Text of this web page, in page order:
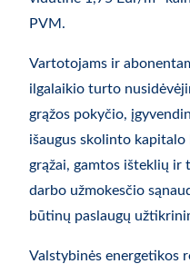
PVM.
Vartotojams ir
ilgalaikio turto
grąžos pokyčio,
išaugus skolinto
grąžai, gamtos išteklių ir
darbo užmokesčio
būtinų paslaugų
Valstybinės energetikos